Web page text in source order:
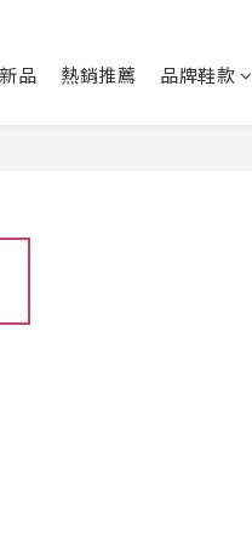
品 熱銷推薦 品牌鞋款